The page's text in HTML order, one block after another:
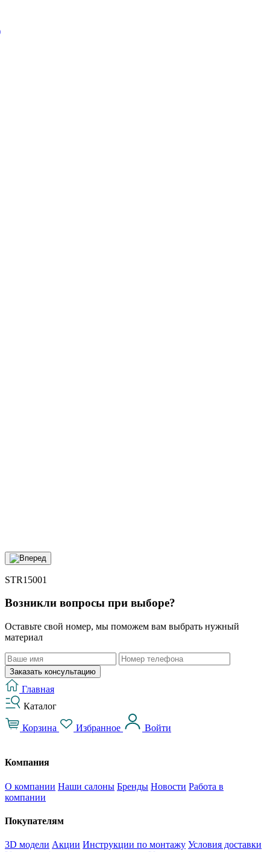
STR15001
Возникли вопросы при выборе?
Оставьте свой номер, мы поможем вам выбрать нужный
материал
Заказать консультацию
Главная
Каталог
Корзина Избранное Войти
Компания
О компании Наши салоны Бренды Новости Работа в
компании
Покупателям
3D модели Акции Инструкции по монтажу Условия доставки